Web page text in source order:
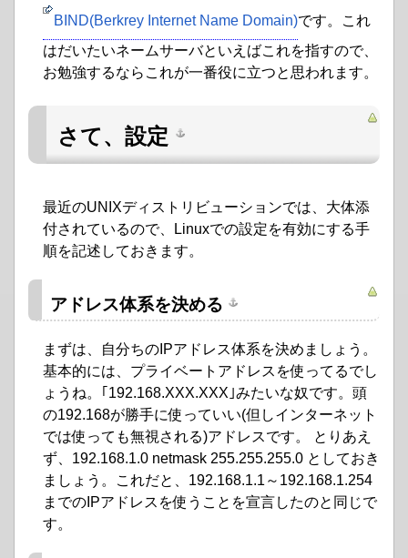
BIND(Berkrey Internet Name Domain)です。これ
はだいたいネームサーバといえばこれを指すので、
お勉強するならこれが一番役に立つと思われます。
さて、設定
最近のUNIXディストリビューションでは、大体添
付されているので、Linuxでの設定を有効にする手
順を記述しておきます。
アドレス体系を決める
まずは、自分ちのIPアドレス体系を決めましょう。
基本的には、プライベートアドレスを使ってるでし
ょうね。｢192.168.XXX.XXX｣みたいな奴です。頭
の192.168が勝手に使っていい(但しインターネット
では使っても無視される)アドレスです。 とりあえ
ず、192.168.1.0 netmask 255.255.255.0 としておき
ましょう。これだと、192.168.1.1～192.168.1.254
までのIPアドレスを使うことを宣言したのと同じで
す。